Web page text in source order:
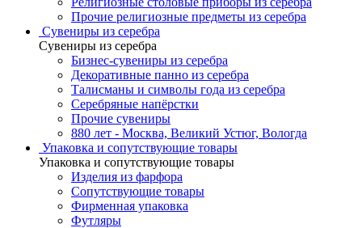
Прочие религиозные предметы из серебра
Сувениры из серебра
Сувениры из серебра
Бизнес-сувениры из серебра
Декоративные панно из серебра
Талисманы и символы года из серебра
Серебряные напёрстки
Прочие сувениры
880 лет - Москва, Великий Устюг, Вологда
Упаковка и сопутствующие товары
Упаковка и сопутствующие товары
Изделия из фарфора
Сопутствующие товары
Фирменная упаковка
Футляры